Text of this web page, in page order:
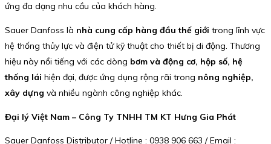
ứng đa dạng nhu cầu của khách hàng.
Sauer Danfoss là nhà cung cấp hàng đầu thế giới trong lĩnh vực
hệ thống thủy lực và điện tử kỹ thuật cho thiết bị di động. Thương
hiệu này nổi tiếng với các dòng bơm và động cơ, hộp số, hệ
thống lái hiện đại, được ứng dụng rộng rãi trong nông nghiệp,
xây dựng và nhiều ngành công nghiệp khác.
Đại lý Việt Nam – Công Ty TNHH TM KT Hưng Gia Phát
Sauer Danfoss Distributor / Hotline : 0938 906 663 / Email :